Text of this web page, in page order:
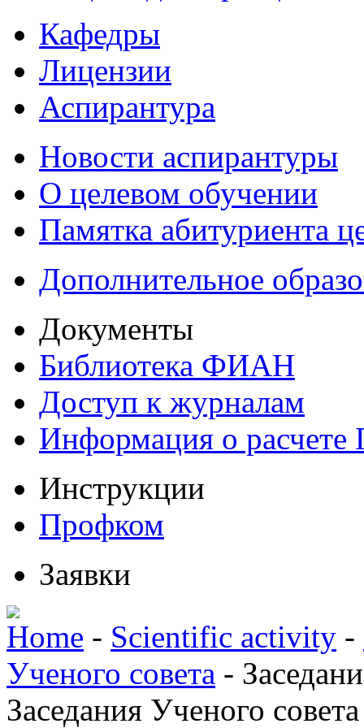
Кафедры
Лицензии
Аспирантура
Новости аспирантуры
О целевом обучении
Памятка абитуриента
Дополнительное
Документы
Библиотека ФИАН
Доступ к журналам
Информация о
Инструкции
Профком
Заявки
Home - Scientific activity -
Ученого совета -
Заседания Ученого